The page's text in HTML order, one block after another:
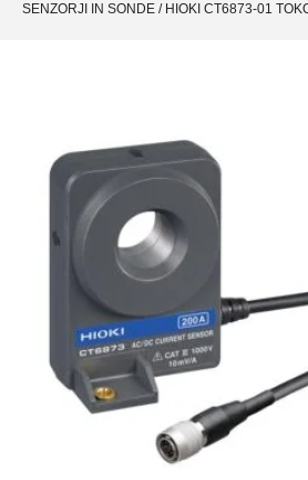
SENZORJI IN SONDE / HIOKI CT6873-01